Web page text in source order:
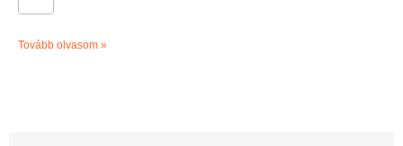
Tovább olvasom »